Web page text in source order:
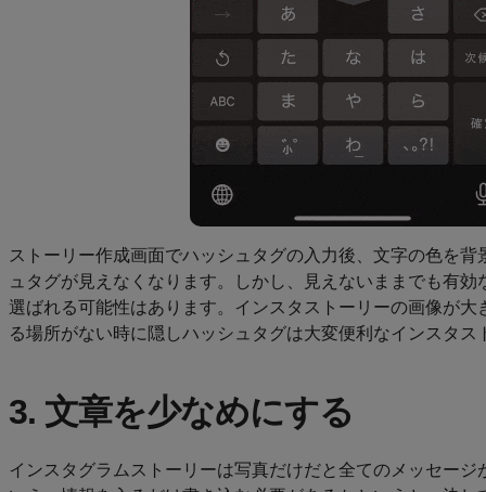
ストーリー作成画面でハッシュタグの入力後、文字の色を
ュタグが見えなくなります。しかし、見えないままでも有
選ばれる可能性はあります。インスタストーリーの画像が大
る場所がない時に隠しハッシュタグは大変便利なインスタス
3. 文章を少なめにする
インスタグラムストーリーは写真だけだと全てのメッセー